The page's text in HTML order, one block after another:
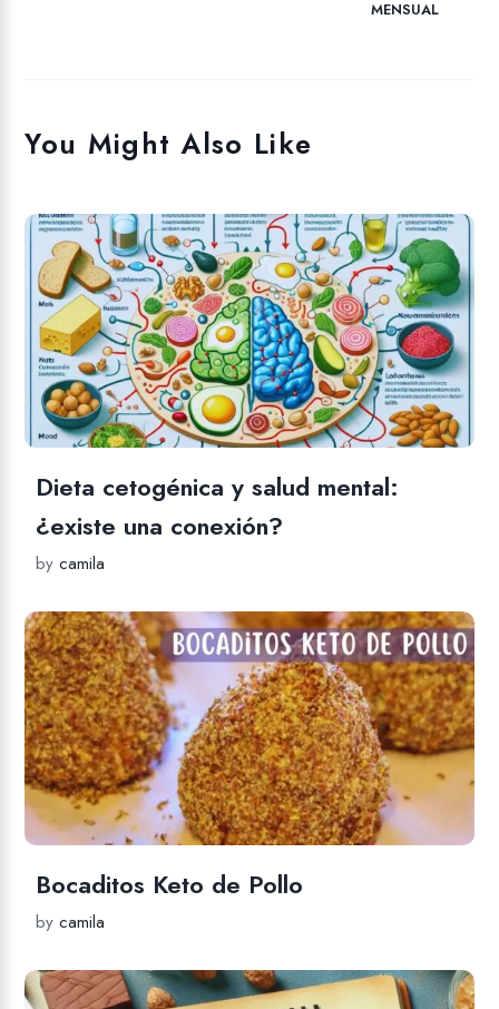
MENSUAL
You Might Also Like
Dieta cetogénica y salud mental:
¿existe una conexión?
bycamila
Bocaditos Keto de Pollo
bycamila